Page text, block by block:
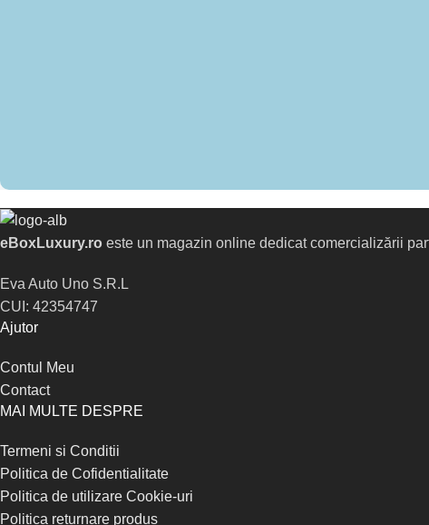
eBoxLuxury.ro este un magazin online dedicat comercializării
Eva Auto Uno S.R.L
CUI: 42354747
Ajutor
Contul Meu
Contact
MAI MULTE DESPRE
Termeni si Conditii
Politica de Cofidentialitate
Politica de utilizare Cookie-uri
Politica returnare produs